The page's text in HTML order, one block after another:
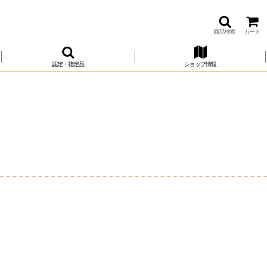
商品検索 カート
認定・指定品 ショップ情報